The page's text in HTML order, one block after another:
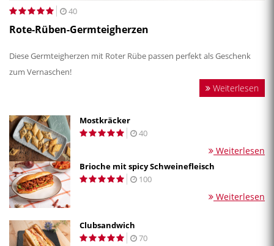
40
Rote-Rüben-Germteigherzen
Diese Germteigherzen mit Roter Rübe passen perfekt als Geschenk
zum Vernaschen!
Weiterlesen
Mostkräcker
40
Weiterlesen
Brioche mit spicy Schweinefleisch
100
Weiterlesen
Clubsandwich
70